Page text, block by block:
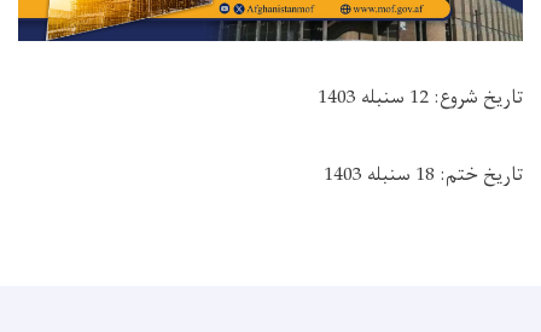
تاریخ شروع: 12 سنبله 1403
تاریخ ختم: 18 سنبله 1403